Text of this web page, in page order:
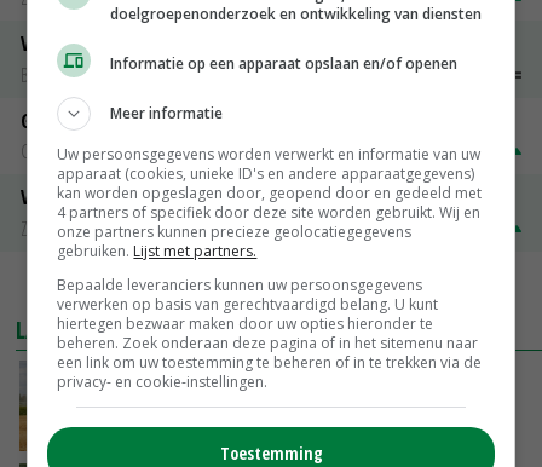
Vleeskuikens 2001-2600 gr
Barneveld
€ 1,09~ € 1,11
Gerst
Groningen
€ 197,00 € 2,00
Volle melkpoeder
Zuivel NL
€ 345,00 € 20,00
MEER MARKTPRIJZEN
LAATSTE NIEUWS
Onttrekkingsverboden voor grondwater in
Twente, Achterhoek en rand Veluwe
VANDAAG, 17:02
doelgroepenonderzoek en ontwikkeling van diensten
Informatie op een apparaat opslaan en/of openen
Meer informatie
Uw persoonsgegevens worden verwerkt en informatie van uw
apparaat (cookies, unieke ID's en andere apparaatgegevens)
kan worden opgeslagen door, geopend door en gedeeld met
4 partners of specifiek door deze site worden gebruikt. Wij en
onze partners kunnen precieze geolocatiegegevens
gebruiken. Lijst met partners.
Bepaalde leveranciers kunnen uw persoonsgegevens
verwerken op basis van gerechtvaardigd belang. U kunt
hiertegen bezwaar maken door uw opties hieronder te
beheren. Zoek onderaan deze pagina of in het sitemenu naar
een link om uw toestemming te beheren of in te trekken via de
privacy- en cookie-instellingen.
Toestemming